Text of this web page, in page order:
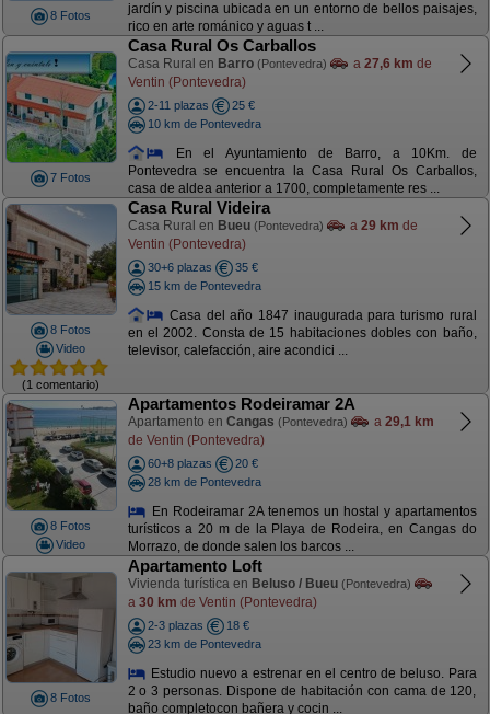
8 Fotos
jardín y piscina ubicada en un entorno de bellos paisajes,
rico en arte románico y aguas t ...
7 Fotos
Casa Rural Os Carballos
Casa Rural en Barro (Pontevedra) a 27,6 km de
Ventin (Pontevedra)
2-11 plazas
25 €
10 km de Pontevedra
En el Ayuntamiento de Barro, a 10Km. de
Pontevedra se encuentra la Casa Rural Os Carballos,
casa de aldea anterior a 1700, completamente res ...
8 Fotos
Video
(1 comentario)
Casa Rural Videira
Casa Rural en Bueu (Pontevedra) a 29 km de
Ventin (Pontevedra)
30+6 plazas
35 €
15 km de Pontevedra
Casa del año 1847 inaugurada para turismo rural
en el 2002. Consta de 15 habitaciones dobles con baño,
televisor, calefacción, aire acondici ...
8 Fotos
Video
Apartamentos Rodeiramar 2A
Apartamento en Cangas (Pontevedra) a 29,1 km
de Ventin (Pontevedra)
60+8 plazas
20 €
28 km de Pontevedra
En Rodeiramar 2A tenemos un hostal y apartamentos
turísticos a 20 m de la Playa de Rodeira, en Cangas do
Morrazo, de donde salen los barcos ...
8 Fotos
Apartamento Loft
Vivienda turística en Beluso / Bueu (Pontevedra)
a 30 km de Ventin (Pontevedra)
2-3 plazas
18 €
23 km de Pontevedra
Estudio nuevo a estrenar en el centro de beluso. Para
2 o 3 personas. Dispone de habitación con cama de 120,
baño completocon bañera y cocin ...